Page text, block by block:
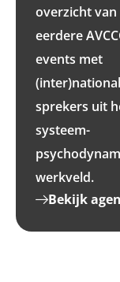
overzicht van
eerdere
events met
sprekers uit
systeem-
werkveld.
Bekijk